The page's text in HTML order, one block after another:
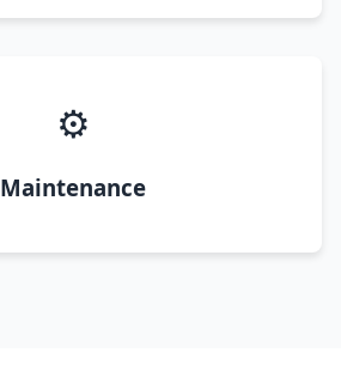
⚙️
Maintenance